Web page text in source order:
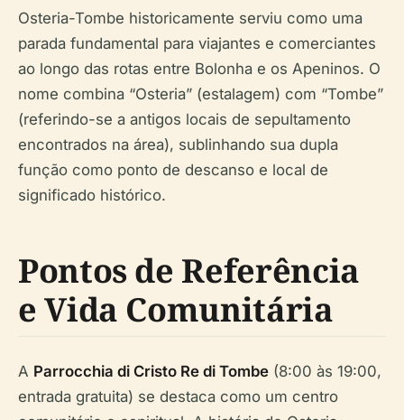
Osteria-Tombe historicamente serviu como uma
parada fundamental para viajantes e comerciantes
ao longo das rotas entre Bolonha e os Apeninos. O
nome combina “Osteria” (estalagem) com “Tombe”
(referindo-se a antigos locais de sepultamento
encontrados na área), sublinhando sua dupla
função como ponto de descanso e local de
significado histórico.
Pontos de Referência
e Vida Comunitária
A Parrocchia di Cristo Re di Tombe (8:00 às 19:00,
entrada gratuita) se destaca como um centro